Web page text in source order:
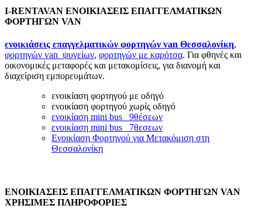
I-RENTAVAN ΕΝΟΙΚΙΑΣΕΙΣ ΕΠΑΓΓΕΛΜΑΤΙΚΩΝ
ΦΟΡΤΗΓΩΝ VAN
ενοικιάσεις επαγγελματικών φορτηγών van Θεσσαλονίκη,
φορτηγών van ψυγείων, φορτηγών με καρότσα. Για φθηνές και
οικονομικές μεταφορές και μετακομίσεις, για διανομή και
διαχείριση εμπορευμάτων.
ενοικίαση φορτηγού με οδηγό
ενοικίαση φορτηγού χωρίς οδηγό
ενοικίαση mini bus 9θέσεων
ενοικίαση mini bus 7θεσεων
Ενοικίαση Φορτηγού για Μετακόμιση στη
Θεσσαλονίκη
ΕΝΟΙΚΙΑΣΕΙΣ ΕΠΑΓΓΕΛΜΑΤΙΚΩΝ ΦΟΡΤΗΓΩΝ VAN
ΧΡΗΣΙΜΕΣ ΠΛΗΡΟΦΟΡΙΕΣ